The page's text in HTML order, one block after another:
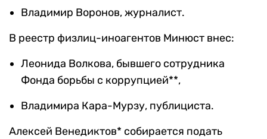
Владимир Воронов, журналист.
В реестр физлиц-иноагентов Минюст внес:
Леонида Волкова, бывшего сотрудника
Фонда борьбы с коррупцией**,
Владимира Кара-Мурзу, публициста.
Алексей Венедиктов* собирается подать